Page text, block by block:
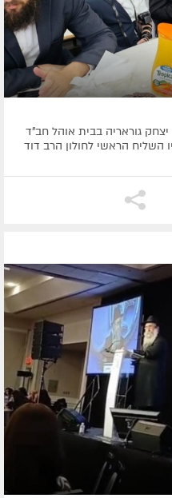
גוראריה בבית אוהל חב"ד
השליח הראשי לחולון הרב דוד